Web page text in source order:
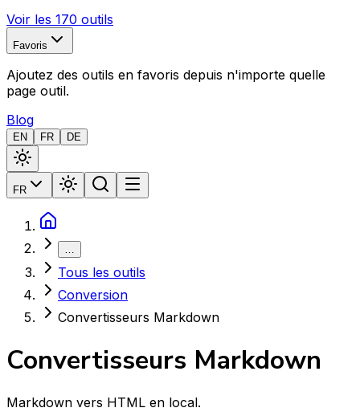
Voir les 170 outils
Favoris
Ajoutez des outils en favoris depuis n'importe quelle
page outil.
Blog
EN FR DE
FR
…
Tous les outils
Conversion
Convertisseurs Markdown
Convertisseurs Markdown
Markdown vers HTML en local.